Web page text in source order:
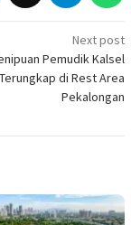
Next post
Pemudik Kalsel
Terungkap di Rest Area
Pekalongan